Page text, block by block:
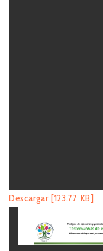
Descargar [123.77 KB]